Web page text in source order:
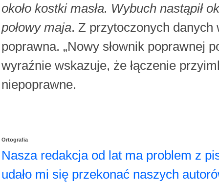
około kostki masła. Wybuch nastąpił
połowy maja. Z przytoczonych
poprawna. „Nowy słownik poprawnej
wyraźnie wskazuje, że łączenie
niepoprawne.
Ortografia
Nasza redakcja od lat ma problem z
udało mi się przekonać naszych